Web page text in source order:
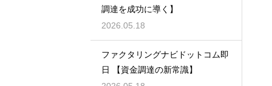
調達を成功に導く】
2026.05.18
ファクタリングナビドットコム即
日 【資金調達の新常識】